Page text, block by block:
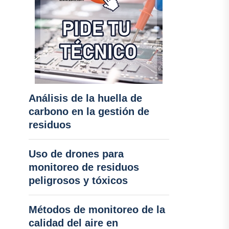
Análisis de la huella de
carbono en la gestión de
residuos
Uso de drones para
monitoreo de residuos
peligrosos y tóxicos
Métodos de monitoreo de la
calidad del aire en